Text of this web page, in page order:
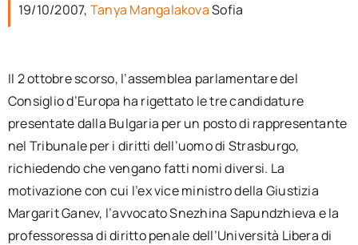
19/10/2007, Tanya MangalakovaSofia
Il 2 ottobre scorso, l’assemblea parlamentare del
Consiglio d’Europa ha rigettato le tre candidature
presentate dalla Bulgaria per un posto di rappresentante
nel Tribunale per i diritti dell’uomo di Strasburgo,
richiedendo che vengano fatti nomi diversi. La
motivazione con cui l’ex vice ministro della Giustizia
Margarit Ganev, l’avvocato Snezhina Sapundzhieva e la
professoressa di diritto penale dell’Università Libera di